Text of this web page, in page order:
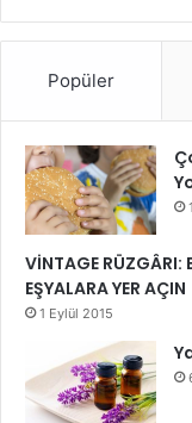
Popüler
VİNTAGE RÜZGÂRI:
EŞYALARA YER AÇIN
1 Eylül 2015